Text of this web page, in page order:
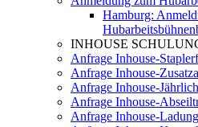
Hamburg:
INHOUSE
Anfrage Inhouse-
Anfrage Inhouse-
Anfrage Inhouse-
Anfrage Inhouse-
Anfrage Inhouse-